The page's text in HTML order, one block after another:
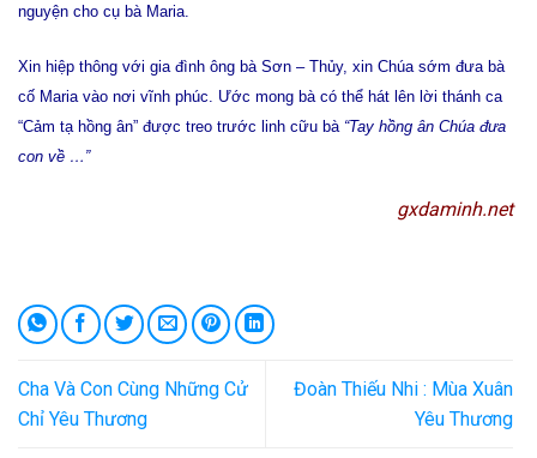
nguyện cho cụ bà Maria.
Xin hiệp thông với gia đình ông bà Sơn – Thủy, xin Chúa sớm đưa bà
cố Maria vào nơi vĩnh phúc. Ước mong bà có thể hát lên lời thánh ca
“Cảm tạ hồng ân” được treo trước linh cữu bà “Tay hồng ân Chúa đưa
con về …”
gxdaminh.net
Cha Và Con Cùng Những Cử
Chỉ Yêu Thương
Đoàn Thiếu Nhi : Mùa Xuân
Yêu Thương